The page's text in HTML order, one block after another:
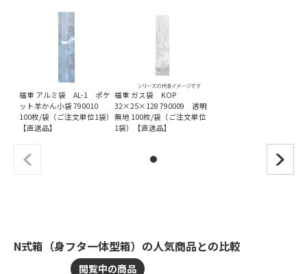
福重 アルミ袋 AL-1 ポケ
ット羊かん小袋 790010
100枚/袋（ご注文単位1袋）
【直送品】
福重 ガス袋 KOP
32×25×128 790009 透明
無地 100枚/袋（ご注文単位
1袋）【直送品】
N式箱（身フタ一体型箱）の人気商品との比較